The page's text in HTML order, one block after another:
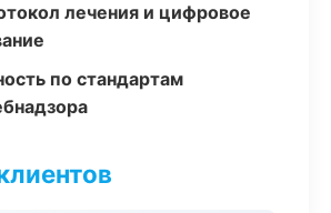
лечения и цифровое
по стандартам